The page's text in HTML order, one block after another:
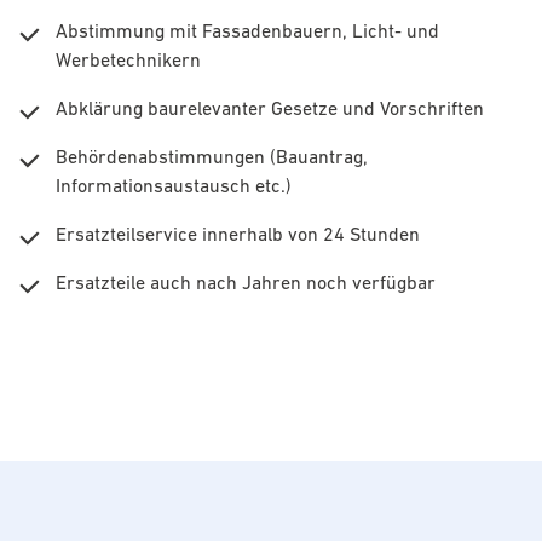
Abstimmung mit Fassadenbauern, Licht- und
Werbetechnikern
Abklärung baurelevanter Gesetze und Vorschriften
Behördenabstimmungen (Bauantrag,
Informationsaustausch etc.)
Ersatzteilservice innerhalb von 24 Stunden
Ersatzteile auch nach Jahren noch verfügbar